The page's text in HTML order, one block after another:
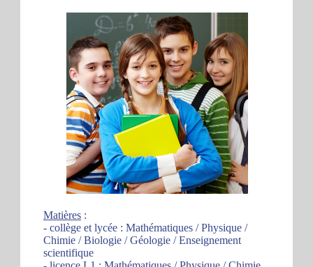
Matières :
- collège et lycée : Mathématiques / Physique /
Chimie / Biologie / Géologie / Enseignement
scientifique